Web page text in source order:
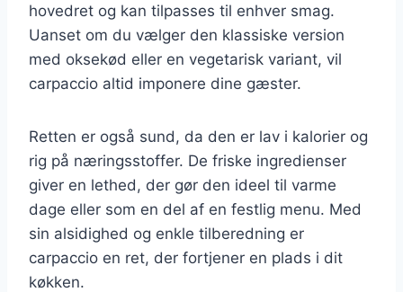
hovedret og kan tilpasses til enhver smag.
Uanset om du vælger den klassiske version
med oksekød eller en vegetarisk variant, vil
carpaccio altid imponere dine gæster.
Retten er også sund, da den er lav i kalorier og
rig på næringsstoffer. De friske ingredienser
giver en lethed, der gør den ideel til varme
dage eller som en del af en festlig menu. Med
sin alsidighed og enkle tilberedning er
carpaccio en ret, der fortjener en plads i dit
køkken.